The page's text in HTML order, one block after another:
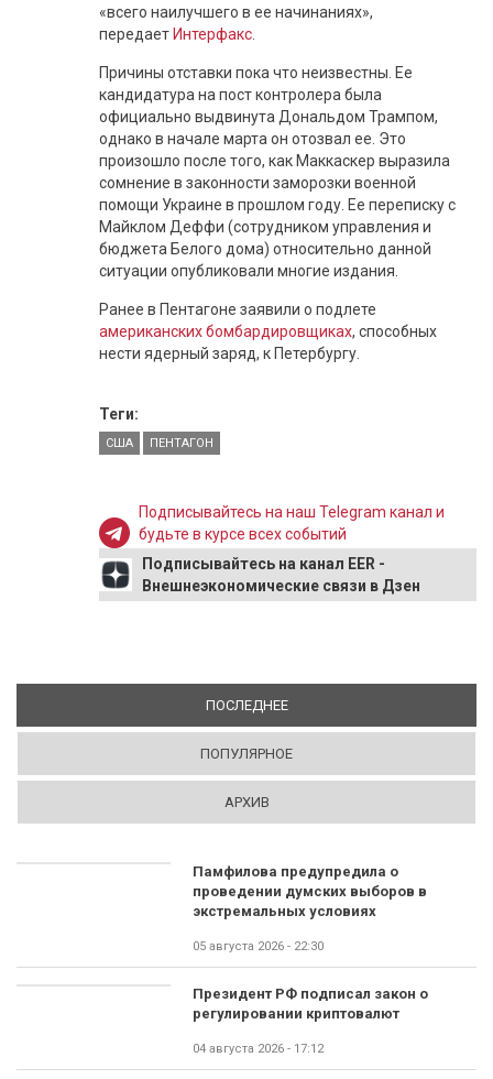
«всего наилучшего в ее начинаниях»,
передает Интерфакс
Причины отставки пока что неизвестны. Ее
кандидатура на пост контролера была
официально выдвинута Дональдом Трампом,
однако в начале марта он отозвал ее. Это
произошло после того, как Маккаскер выразила
сомнение в законности заморозки военной
помощи Украине в прошлом году. Ее переписку с
Майклом Деффи (сотрудником управления и
бюджета Белого дома) относительно данной
ситуации опубликовали многие издания.
Ранее в Пентагоне заявили о подлете
американских бомбардировщиках, способных
нести ядерный заряд, к Петербургу.
Теги:
США ПЕНТАГОН
Подписывайтесь на наш Telegram канал и
будьте в курсе всех событий
Подписывайтесь на канал EER -
Внешнеэкономические связи в Дзен
ПОСЛЕДНЕЕ(АКТИВНАЯ ВКЛАДКА)
ПОПУЛЯРНОЕ
АРХИВ
Памфилова предупредила о
проведении думских выборов в
экстремальных условиях
05 августа 2026 - 22:30
Президент РФ подписал закон о
регулировании криптовалют
04 августа 2026 - 17:12